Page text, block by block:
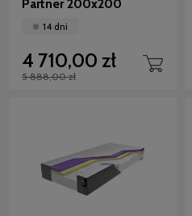
Partner 200x200
14 dni
4 710,00 zł
5 888,00 zł